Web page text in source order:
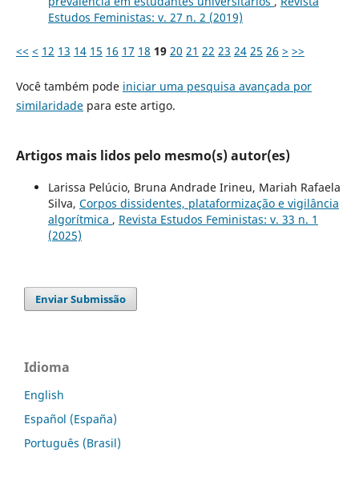
Estudos Feministas: v. 27 n. 2 (2019)
<< < 12 13 14 15 16 17 18 19 20 21 22 23 24 25 26 > >>
Você também pode iniciar uma pesquisa avançada por
similaridadepara este artigo.
Artigos mais lidos pelo mesmo(s) autor(es)
Larissa Pelúcio, Bruna Andrade Irineu, Mariah Rafaela
Silva, Corpos dissidentes, plataformização e vigilância
algorítmica , Revista Estudos Feministas: v. 33 n. 1
(2025)
Enviar Submissão
Idioma
English
Español (España)
Português (Brasil)